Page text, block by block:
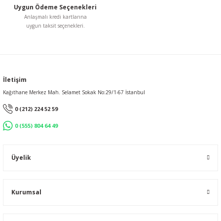
Uygun Ödeme Seçenekleri
Anlaşmalı kredi kartlarına
uygun taksit seçenekleri.
İletişim
Kağıthane Merkez Mah. Selamet Sokak No:29/1-67 İstanbul
0 (212) 224 52 59
0 (555) 804 64 49
Üyelik
Kurumsal